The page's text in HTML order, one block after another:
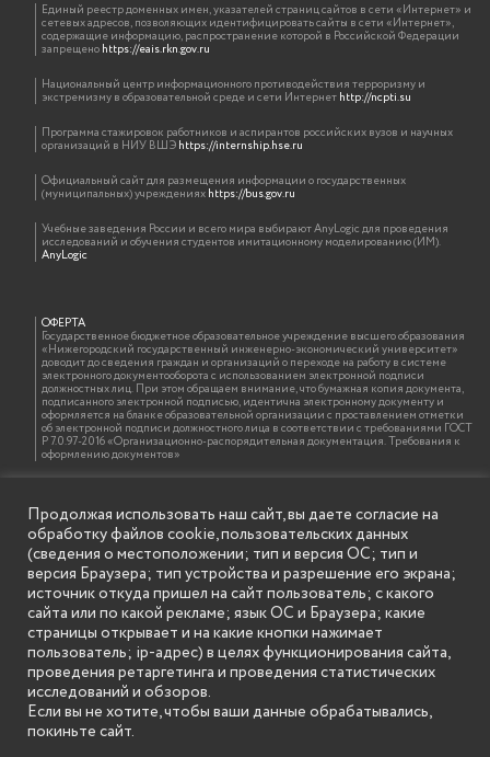
Единый реестр доменных имен, указателей страниц сайтов в сети «Интернет» и
сетевых адресов, позволяющих идентифицировать сайты в сети «Интернет»,
содержащие информацию, распространение которой в Российской Федерации
запрещеноhttps://eais.rkn.gov.ru
Национальный центр информационного противодействия терроризму и
экстремизму в образовательной среде и сети Интернетhttp://ncpti.su
Программа стажировок работников и аспирантов российских вузов и научных
организаций в НИУ ВШЭhttps://internship.hse.ru
Официальный сайт для размещения информации о государственных
(муниципальных) учрежденияхhttps://bus.gov.ru
Учебные заведения России и всего мира выбирают AnyLogic для проведения
исследований и обучения студентов имитационному моделированию (ИМ).
AnyLogic
ОФЕРТА
Государственное бюджетное образовательное учреждение высшего образования
«Нижегородский государственный инженерно-экономический университет»
доводит до сведения граждан и организаций о переходе на работу в системе
электронного документооборота с использованием электронной подписи
должностных лиц. При этом обращаем внимание, что бумажная копия документа,
подписанного электронной подписью, идентична электронному документу и
оформляется на бланке образовательной организации с проставлением отметки
об электронной подписи должностного лица в соответствии с требованиями ГОСТ
Р 7.0.97-2016 «Организационно-распорядительная документация. Требования к
оформлению документов»
ИНФОРМАЦИЯ ДЛЯ ПРАВООБЛАДАТЕЛЕЙ
Все права на аудио и видео материалы, представленные на нашем сайте
принадлежат их законным владельцам и предназначены только для ознакомления.
Наличие материалов на сайте никаким образом не претендует на обозначение
нашего авторского права на данные материалы. Авторы не несут ответственности
за возможные последствия использования их в целях, запрещенных Уголовным
Кодексом Российской Федерации. Если вы соглашаетесь с указанными
условиями, то можете приступить к просмотру материалов. Иначе вы должны
немедленно покинуть сайт. Все материалы, размещенные на сайте, взяты с
открытых (общедоступных) источников. Если Вы являетесь правообладателем
какого-либо материала, размещённого на этом сайте, и не хотели бы чтобы данная
информация распространялась без Вашего на то согласия, то мы будем рады
оказать Вам содействие, удалив соответствующие страницы. Для этого достаточно,
чтобы вы прислали нам письмо (в электронном виде) с E-mail официального
почтового домена компании правообладателя, в котором указали ссылки на
страницы сайта, которые необходимо удалить.
Продолжая использовать наш сайт, вы даете согласие на
обработку файлов cookie, пользовательских данных
(сведения о местоположении; тип и версия ОС; тип и
версия Браузера; тип устройства и разрешение его экрана;
источник откуда пришел на сайт пользователь; с какого
сайта или по какой рекламе; язык ОС и Браузера; какие
страницы открывает и на какие кнопки нажимает
пользователь; ip-адрес) в целях функционирования сайта,
проведения ретаргетинга и проведения статистических
исследований и обзоров.
Если вы не хотите, чтобы ваши данные обрабатывались,
покиньте сайт.